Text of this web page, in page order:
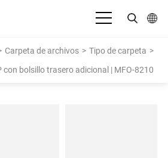
Español
English
Carpeta de archivos > Tipo de carpeta >
con bolsillo trasero adicional | MFO-8210